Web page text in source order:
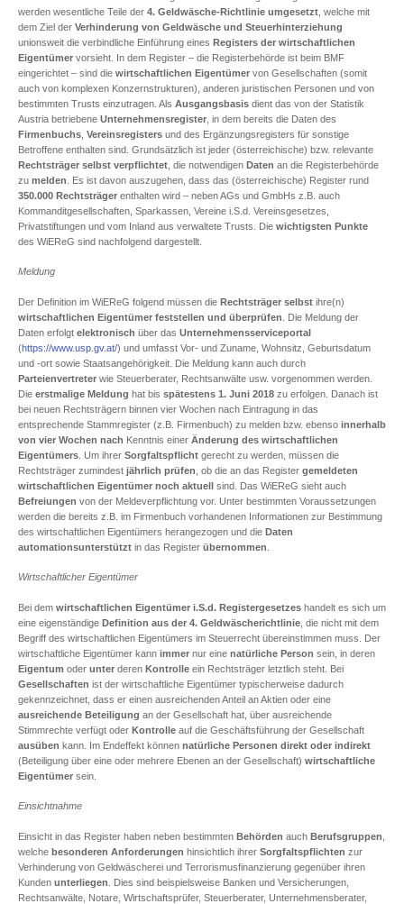
werden wesentliche Teile der 4. Geldwäsche-Richtlinie umgesetzt , welche mit
dem Ziel der Verhinderung von Geldwäsche und Steuerhinterziehung
unionsweit die verbindliche Einführung eines Registers der wirtschaftlichen
Eigentümer vorsieht. In dem Register – die Registerbehörde ist beim BMF
eingerichtet – sind die wirtschaftlichen Eigentümer von Gesellschaften (somit
auch von komplexen Konzernstrukturen), anderen juristischen Personen und von
bestimmten Trusts einzutragen. Als Ausgangsbasis dient das von der Statistik
Austria betriebene Unternehmensregister , in dem bereits die Daten des
Firmenbuchs Vereinsregisters und des Ergänzungsregisters für sonstige
Betroffene enthalten sind. Grundsätzlich ist jeder (österreichische) bzw. relevante
Rechtsträger selbst verpflichtet , die notwendigen Daten an die Registerbehörde
zu melden . Es ist davon auszugehen, dass das (österreichische) Register rund
350.000 Rechtsträger enthalten wird – neben AGs und GmbHs z.B. auch
Kommanditgesellschaften, Sparkassen, Vereine i.S.d. Vereinsgesetzes,
Privatstiftungen und vom Inland aus verwaltete Trusts. Die wichtigsten Punkte
des WiEReG sind nachfolgend dargestellt.
Meldung
Der Definition im WiEReG folgend müssen die Rechtsträger selbst ihre(n)
wirtschaftlichen Eigentümer feststellen und überprüfen . Die Meldung der
Daten erfolgt elektronisch über das Unternehmensserviceportal
(https://www.usp.gv.at/) und umfasst Vor- und Zuname, Wohnsitz, Geburtsdatum
und -ort sowie Staatsangehörigkeit. Die Meldung kann auch durch
Parteienvertreter wie Steuerberater, Rechtsanwälte usw. vorgenommen werden.
Die erstmalige Meldung hat bis spätestens 1. Juni 2018 zu erfolgen. Danach ist
bei neuen Rechtsträgern binnen vier Wochen nach Eintragung in das
entsprechende Stammregister (z.B. Firmenbuch) zu melden bzw. ebenso innerhalb
von vier Wochen nach Kenntnis einer Änderung des wirtschaftlichen
Eigentümers . Um ihrer Sorgfaltspflicht gerecht zu werden, müssen die
Rechtsträger zumindest jährlich prüfen , ob die an das Register gemeldeten
wirtschaftlichen Eigentümer noch aktuell sind. Das WiEReG sieht auch
Befreiungen von der Meldeverpflichtung vor. Unter bestimmten Voraussetzungen
werden die bereits z.B. im Firmenbuch vorhandenen Informationen zur Bestimmung
des wirtschaftlichen Eigentümers herangezogen und die Daten
automationsunterstützt in das Register übernommen
Wirtschaftlicher Eigentümer
Bei dem wirtschaftlichen Eigentümer i.S.d. Registergesetzes handelt es sich um
eine eigenständige Definition aus der 4. Geldwäscherichtlinie , die nicht mit dem
Begriff des wirtschaftlichen Eigentümers im Steuerrecht übereinstimmen muss. Der
wirtschaftliche Eigentümer kann immer nur eine natürliche Person sein, in deren
Eigentum oder unter deren Kontrolle ein Rechtsträger letztlich steht. Bei
Gesellschaften ist der wirtschaftliche Eigentümer typischerweise dadurch
gekennzeichnet, dass er einen ausreichenden Anteil an Aktien oder eine
ausreichende Beteiligung an der Gesellschaft hat, über ausreichende
Stimmrechte verfügt oder Kontrolle auf die Geschäftsführung der Gesellschaft
ausüben kann. Im Endeffekt können natürliche Personen direkt oder indirekt
(Beteiligung über eine oder mehrere Ebenen an der Gesellschaft) wirtschaftliche
Eigentümer sein.
Einsichtnahme
Einsicht in das Register haben neben bestimmten Behörden auch Berufsgruppen
welche besonderen Anforderungen hinsichtlich ihrer Sorgfaltspflichten zur
Verhinderung von Geldwäscherei und Terrorismusfinanzierung gegenüber ihren
Kunden unterliegen . Dies sind beispielsweise Banken und Versicherungen,
Rechtsanwälte, Notare, Wirtschaftsprüfer, Steuerberater, Unternehmensberater,